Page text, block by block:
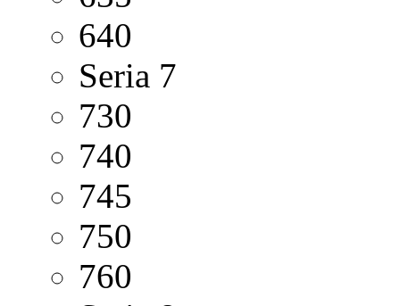
640
Seria 7
730
740
745
750
760